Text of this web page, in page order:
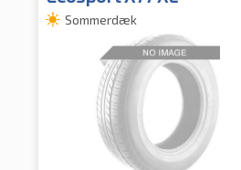
Sommerdæk